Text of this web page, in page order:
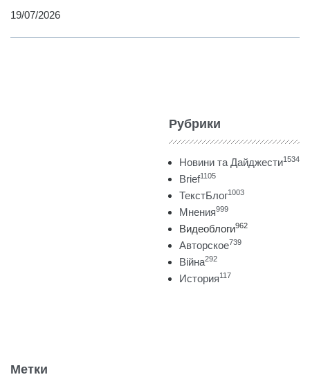
19/07/2026
Рубрики
Новини та Дайджести1534
Brief1105
ТекстБлог1003
Мнения999
Видеоблоги962
Авторское739
Війна292
История117
Метки